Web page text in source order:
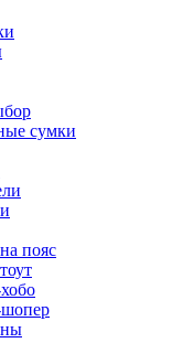
сумки
пояс